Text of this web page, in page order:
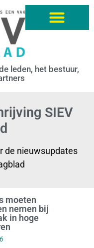
leden, het bestuur,
SIEV
de nieuwsupdates
moeten
nemen bij
in hoge